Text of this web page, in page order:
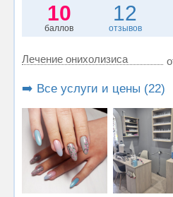
10
баллов
12
отзывов
Лечение онихолизиса
➡️ Все услуги и цены (22)